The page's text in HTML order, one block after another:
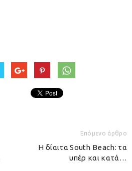
Επόμενο άρθρο
H δίαιτα South Beach: τα
υπέρ και κατά…